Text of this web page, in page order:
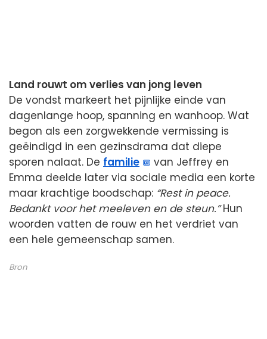
Land rouwt om verlies van jong leven
De vondst markeert het pijnlijke einde van
dagenlange hoop, spanning en wanhoop. Wat
begon als een zorgwekkende vermissing is
geëindigd in een gezinsdrama dat diepe
sporen nalaat. De familie
van Jeffrey en
Emma deelde later via sociale media een korte
maar krachtige boodschap: “Rest in peace.
Bedankt voor het meeleven en de steun.”Hun
woorden vatten de rouw en het verdriet van
een hele gemeenschap samen.
Bron